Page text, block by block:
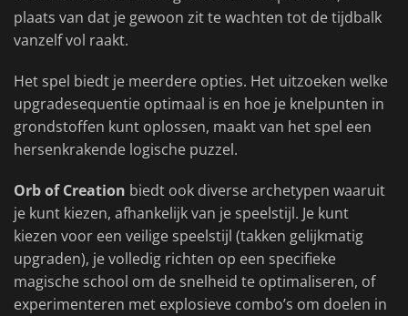
plaats van dat je gewoon zit te wachten tot de tijdbalk
vanzelf vol raakt.
Het spel biedt je meerdere opties. Het uitzoeken welke
upgradesequentie optimaal is en hoe je knelpunten in
grondstoffen kunt oplossen, maakt van het spel een
hersenkrakende logische puzzel.
Orb of Creation biedt ook diverse archetypen waaruit
je kunt kiezen, afhankelijk van je speelstijl. Je kunt
kiezen voor een veilige speelstijl (takken gelijkmatig
upgraden), je volledig richten op een specifieke
magische school om de snelheid te optimaliseren, of
experimenteren met explosieve combo’s om doelen in